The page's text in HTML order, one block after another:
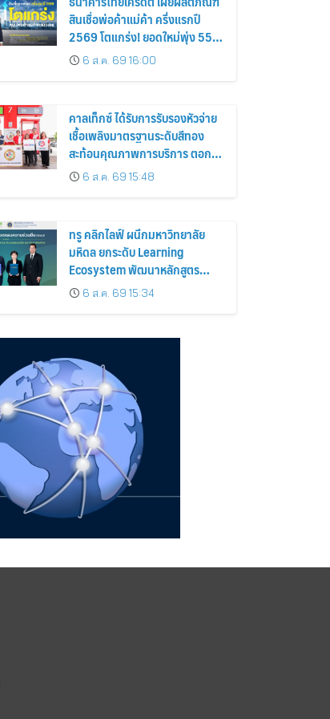
สินเชื่อพ่อค้าแม่ค้า ครึ่งแรกปี
2569 โตแกร่ง! ยอดใหม่พุ่ง 55%
หนุนรายย่อยยกระดับสู่ดิจิทัลเต็ม
รูปแบบ
6 ส.ค. 69 16:00
คาลเท็กซ์ ได้รับการรับรองหัวจ่าย
เชื้อเพลิงมาตรฐานระดับสีทอง
สะท้อนคุณภาพการบริการ ตอกย้ำ
ความมั่นใจทุกการเติม
6 ส.ค. 69 15:48
ทรู คลิกไลฟ์ ผนึกมหาวิทยาลัย
มหิดล ยกระดับ Learning
Ecosystem พัฒนาหลักสูตร
ภาษาอังกฤษ สู่ ม.ปลายครั้งแรก!
พร้อมใช้ปีการศึกษา 2570
6 ส.ค. 69 15:34